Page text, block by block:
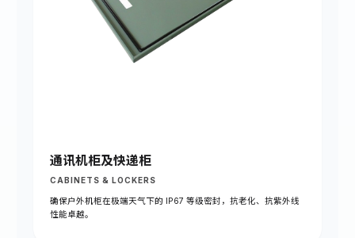
通讯机柜及快递柜
CABINETS & LOCKERS
确保户外机柜在极端天气下的 IP67 等级密封，抗老化、抗紫外线
性能卓越。